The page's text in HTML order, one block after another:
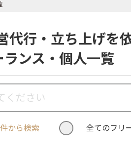
行・立ち上げを
ンス・個人一覧
から検索 全てのフリ